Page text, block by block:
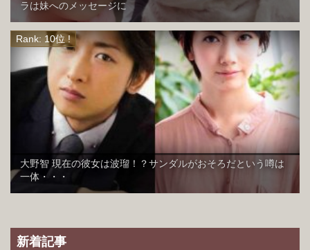
ラは妹へのメッセージに
大野智 現在の彼女は波瑠！？サンダルがおそろだという噂は
一体・・・
新着記事